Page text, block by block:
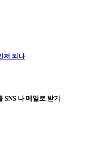
저 되나
나 메일로 받기